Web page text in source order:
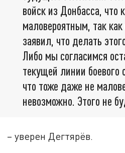
войск из Донбасса, что
маловероятным, так
заявил, что делать
Либо мы согласимся
текущей линии боевого
что тоже даже не
невозможно. Этого не
– уверен Дегтярёв.